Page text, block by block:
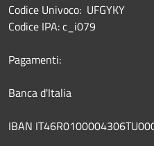
Codice Univoco: UFGYKY
Codice IPA: c_i079
Pagamenti:
Banca d'Italia
IBAN